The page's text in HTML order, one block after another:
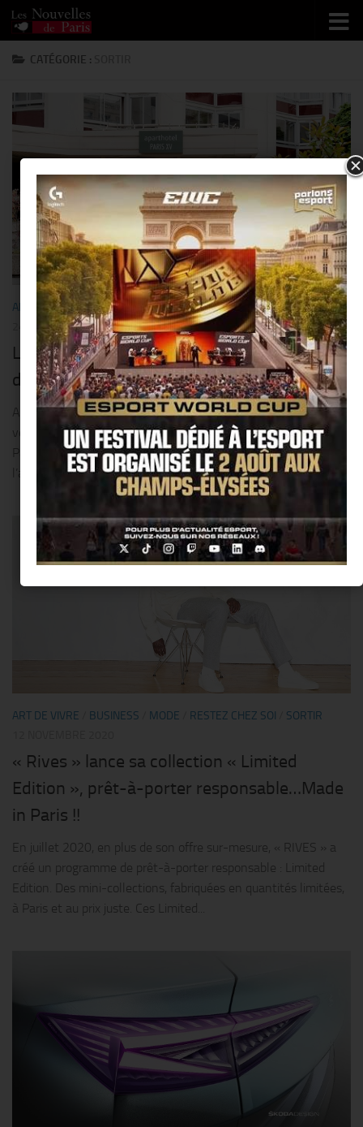
Skip to content
CATÉGORIE :
ART DE VIVRE /BUSINESS /RESTO/HÔTEL/SORTIR/VOYAGE
24 NOVEMBRE 2020
Les aparthotels « Adagio » coopèrent avec
des associations pour aider les Français !!
A PROPOS D’APARTHOTEL ADAGIO Issue en 2007 de la joint-
venture entre les groupes Accor et Pierre & Vacances Center
Parcs, Aparthotel Adagio est leader sur le marché de
l’appart‘hôtellerie en Europe. La marque propose...
ART DE VIVRE BUSINESS MODE RESTEZ CHEZ SOI
SORTIR
« Rives » lance sa collection « Limited
Edition », prêt-à-porter responsable…Made
in Paris !!
En juillet 2020, en plus de son offre sur-mesure, « RIVES » a
créé un programme de prêt-à-porter responsable : Limited
Edition. Des mini-collections, fabriquées en quantités limitées,
à Paris et au prix juste. Ces Limited...